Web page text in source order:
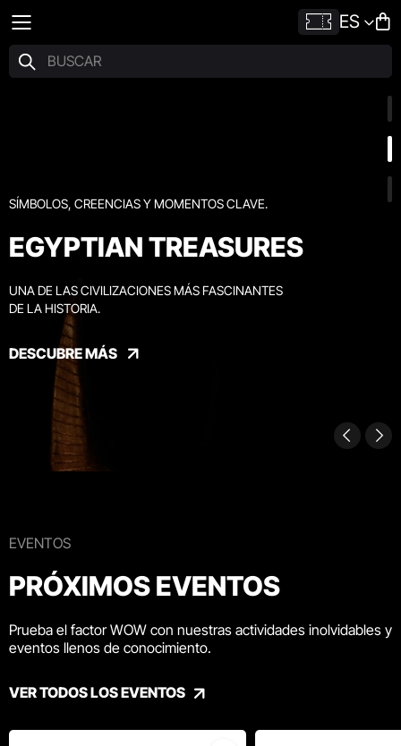
ES
SÍMBOLOS, CREENCIAS Y MOMENTOS CLAVE.
EGYPTIAN TREASURES
UNA DE LAS CIVILIZACIONES MÁS FASCINANTES
DE LA HISTORIA.
DESCUBRE MÁS
EVENTOS
PRÓXIMOS EVENTOS
Prueba el factor WOW con nuestras actividades inolvidables y
eventos llenos de conocimiento.
VER TODOS LOS EVENTOS